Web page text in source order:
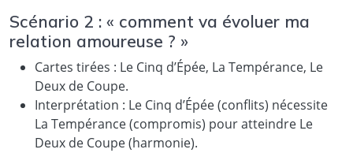
Scénario 2 : « comment va évoluer ma
relation amoureuse ? »
Cartes tirées : Le Cinq d’Épée, La Tempérance, Le
Deux de Coupe.
Interprétation : Le Cinq d’Épée (conflits) nécessite
La Tempérance (compromis) pour atteindre Le
Deux de Coupe (harmonie).